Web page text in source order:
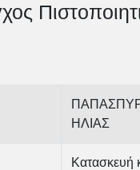
ΗΛΙΑΣ
Κατασκευή